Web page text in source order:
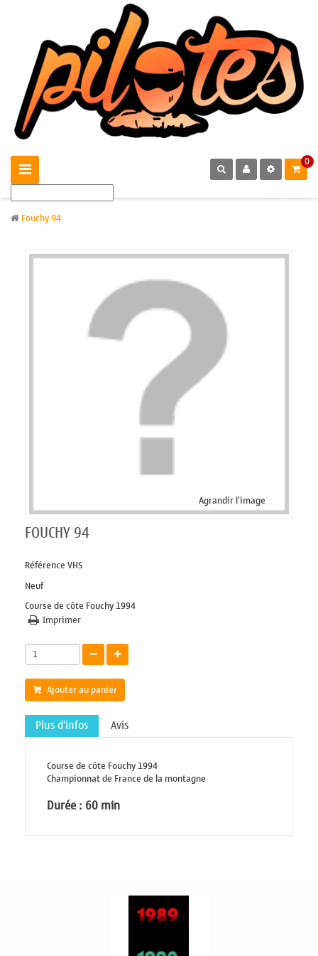
0
Fouchy 94
Agrandir l'image
FOUCHY 94
RéférenceVHS
Neuf
Course de côte Fouchy 1994
Imprimer
Ajouter au panier
Plus d'infos Avis
Course de côte Fouchy 1994
Championnat de France de la montagne
Durée : 60 min